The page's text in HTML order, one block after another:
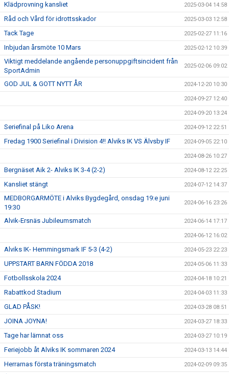
Klädprovning kansliet 2025-03-04 14:58
Råd och Vård för idrottsskador 2025-03-03 12:58
Tack Tage 2025-02-27 11:16
Inbjudan årsmöte 10 Mars 2025-02-12 10:39
Viktigt meddelande angående personuppgiftsincident från
SportAdmin
2025-02-06 09:02
GOD JUL & GOTT NYTT ÅR 2024-12-20 10:30
2024-09-27 12:40
2024-09-20 13:24
Seriefinal på Liko Arena 2024-09-12 22:51
Fredag 1900 Seriefinal i Division 4!! Alviks IK VS Älvsby IF 2024-09-05 22:10
2024-08-26 10:27
Bergnäset Aik 2- Alviks IK 3-4 (2-2) 2024-08-12 22:25
Kansliet stängt 2024-07-12 14:37
MEDBORGARMÖTE i Alviks Bygdegård, onsdag 19:e juni
19:30
2024-06-16 23:26
Alvik-Ersnäs Jubileumsmatch 2024-06-14 17:17
2024-06-12 16:02
Alviks IK- Hemmingsmark IF 5-3 (4-2) 2024-05-23 22:23
UPPSTART BARN FÖDDA 2018 2024-05-06 11:33
Fotbollsskola 2024 2024-04-18 10:21
Rabattkod Stadium 2024-04-03 11:33
GLAD PÅSK! 2024-03-28 08:51
JOINA JOYNA! 2024-03-27 18:33
Tage har lämnat oss 2024-03-27 10:19
Feriejobb åt Alviks IK sommaren 2024 2024-03-13 14:44
Herrarnas första träningsmatch 2024-02-09 09:35